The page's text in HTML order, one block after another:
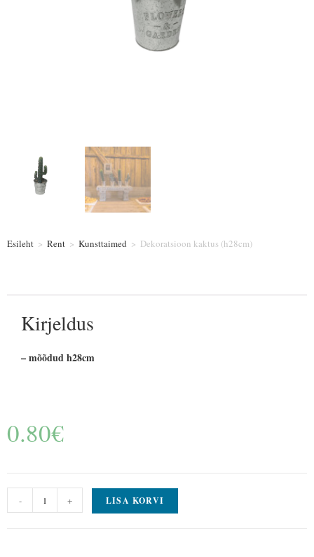
Esileht > Rent > Kunsttaimed > Dekoratsioon kaktus (h28cm)
Kirjeldus
– mõõdud h28cm
0.80€
- + LISA KORVI